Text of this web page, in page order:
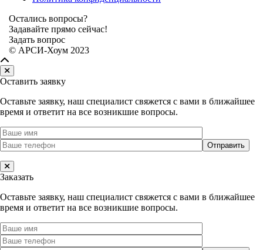
Остались вопросы?
Задавайте прямо сейчас!
Задать вопрос
© АРСИ-Хоум 2023
Оставить заявку
Оставьте заявку, наш специалист свяжется с вами в ближайшее
время и ответит на все возникшие вопросы.
Заказать
Оставьте заявку, наш специалист свяжется с вами в ближайшее
время и ответит на все возникшие вопросы.